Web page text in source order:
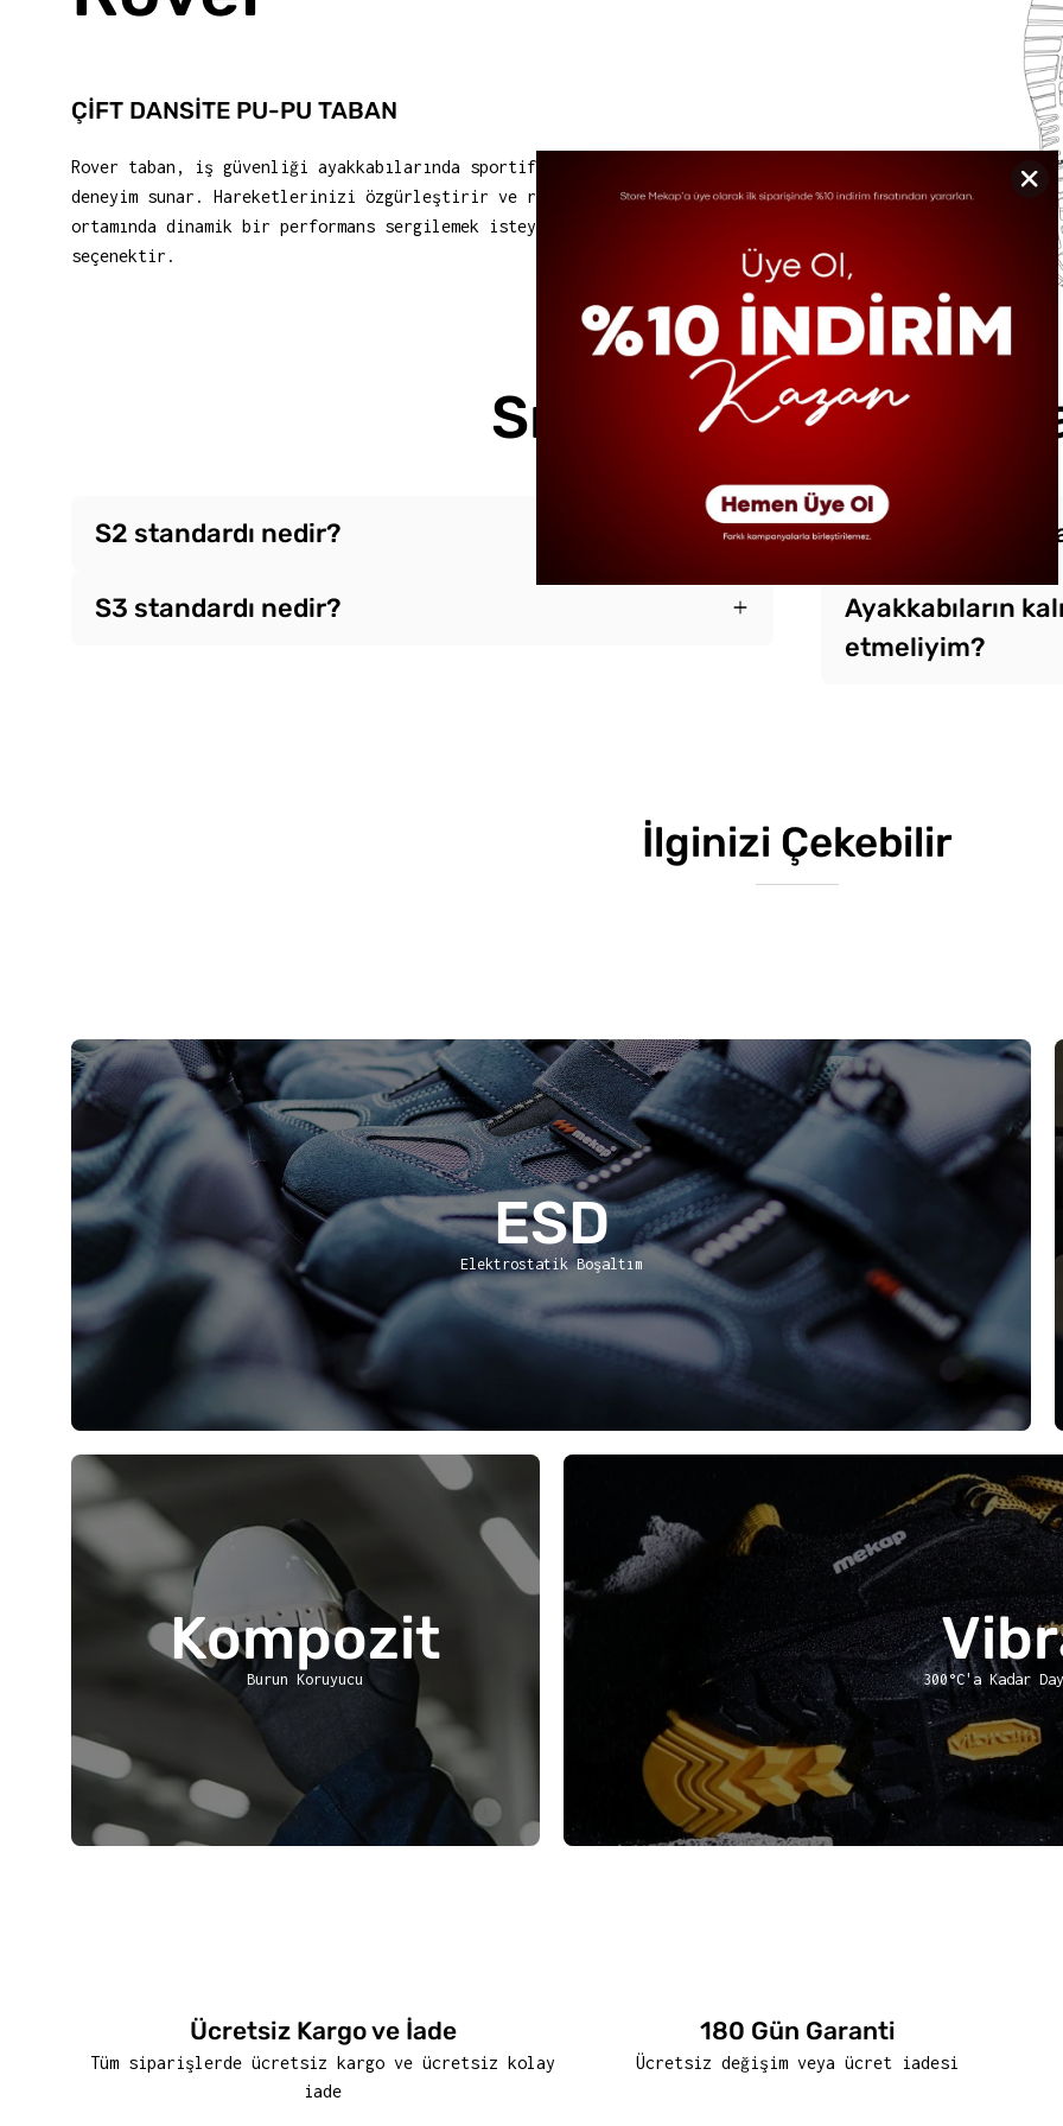
ÇİFT DANSİTE PU-PU TABAN
Rover taban, iş güvenliği ayakkabılarında sportif ve esnek bir
deneyim sunar. Hareketlerinizi özgürleştirir ve rahatlık sağlar. İş
ortamında dinamik bir performans sergilemek isteyenler için ideal bir
seçenektir.
Sıkça Sorulan
S2 standardı nedir?
S3 standardı nedir?
S2 ve S3
Ayakkabıların
etmeliyim?
İlginizi Çekebilir
ESD
Elektrostatik Boşaltım
Kompozit
Burun Koruyucu 300°C'a Kadar
Ücretsiz Kargo ve İade
Tüm siparişlerde ücretsiz kargo ve ücretsiz kolay
iade
180 Gün Garanti
Ücretsiz değişim veya ücret iadesi